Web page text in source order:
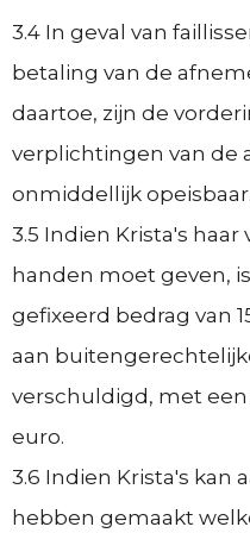
3.4 In geval van
betaling van de
daartoe, zijn de
verplichtingen van de
onmiddellijk opeisbaar.
3.5 Indien Krista's
handen moet geven,
gefixeerd bedrag van
aan
verschuldigd, met
euro.
3.6 Indien Krista's kan
hebben gemaakt